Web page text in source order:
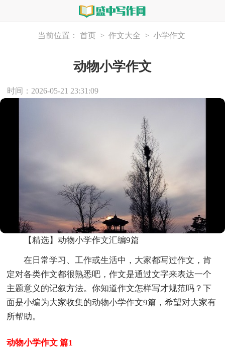
当前位置： 首页 > 作文大全 > 小学作文
动物小学作文
时间：2026-05-21 23:31:09
【精选】动物小学作文汇编9篇
在日常学习、工作或生活中，大家都写过作文，肯
定对各类作文都很熟悉吧，作文是通过文字来表达一个
主题意义的记叙方法。你知道作文怎样写才规范吗？下
面是小编为大家收集的动物小学作文9篇，希望对大家有
所帮助。
动物小学作文 篇1